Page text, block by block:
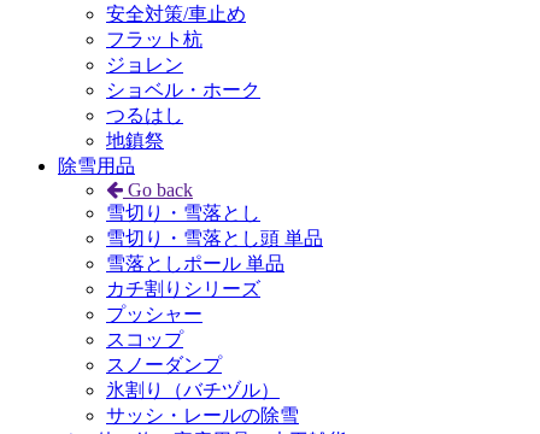
安全対策/車止め
フラット杭
ジョレン
ショベル・ホーク
つるはし
地鎮祭
除雪用品
Go back
雪切り・雪落とし
雪切り・雪落とし頭 単品
雪落としポール 単品
カチ割りシリーズ
プッシャー
スコップ
スノーダンプ
氷割り（バチヅル）
サッシ・レールの除雪